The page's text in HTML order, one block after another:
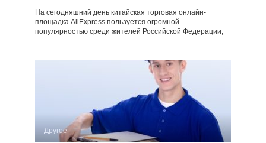
На сегодняшний день китайская торговая онлайн-
площадка AliExpress пользуется огромной
популярностью среди жителей Российской Федерации,
Другое